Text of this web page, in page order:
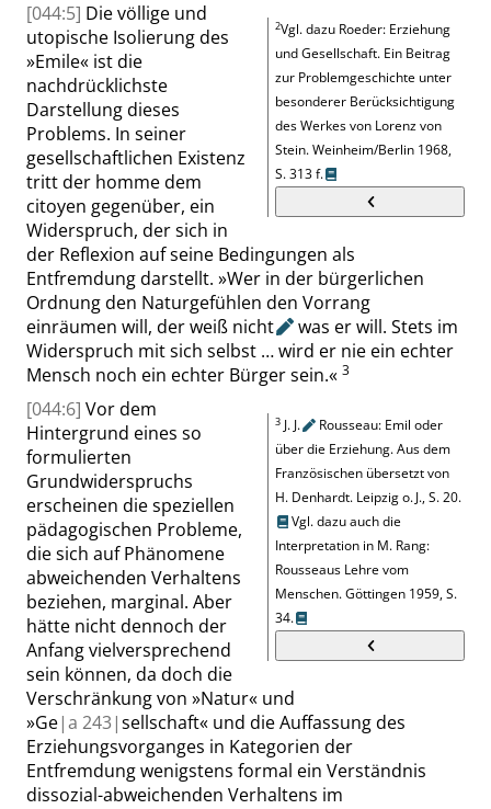
2Vgl. dazu Roeder: Erziehung
und Gesellschaft. Ein Beitrag
zur Problemgeschichte unter
besonderer Berücksichtigung
des Werkes von Lorenz von
Stein.Weinheim/Berlin 1968,
S.313 f.
[044:5] Die völlige und
utopische Isolierung des
»Emile« ist die
nachdrücklichste
Darstellung dieses
Problems. In seiner
gesellschaftlichen Existenz
tritt der hommedem
citoyen gegenüber, ein
Widerspruch, der sich in
der Reflexion auf seine Bedingungen als
Entfremdung darstellt. »Wer in der bürgerlichen
Ordnung den Naturgefühlen den Vorrang
einräumen will, der weiß nicht
was er will. Stets im
Widerspruch mit sich selbst … wird er nie ein echter
Mensch noch ein echter Bürger sein.« 3
3 J. J.
Rousseau: Emil oder
über die Erziehung. Aus dem
Französischen übersetzt von
H. Denhardt. Leipzig o. J.,S. 20.
Vgl. dazu auch die
Interpretation in M. Rang:
Rousseaus Lehre vom
Menschen.Göttingen 1959,S.
34.
[044:6] Vor dem
Hintergrund eines so
formulierten
Grundwiderspruchs
erscheinen die speziellen
pädagogischen Probleme,
die sich auf Phänomene
abweichenden Verhaltens
beziehen, marginal. Aber
hätte nicht dennoch der
Anfang vielversprechend
sein können, da doch die
Verschränkung von »Natur« und
»Ge|a 243|sellschaft« und die Auffassung des
Erziehungsvorganges in Kategorien der
Entfremdung wenigstens formal ein Verständnis
dissozial-abweichenden Verhaltens im